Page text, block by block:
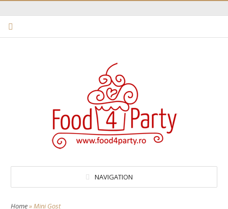
NAVIGATION
Home»Mini Gost